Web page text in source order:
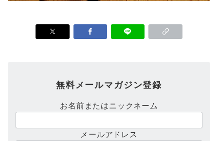
無料メールマガジン登録
お名前またはニックネーム
メールアドレス